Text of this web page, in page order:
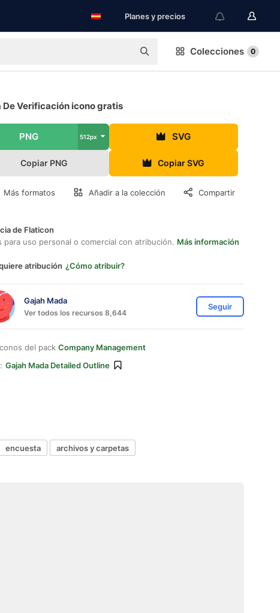
Planes y precios
Colecciones 0
De Verificación icono gratis
PNG 512px SVG
Copiar PNG Copiar SVG
Más formatos Añadir a la colección Compartir
de Flaticon
para uso personal o comercial con atribución. Más información
atribución ¿Cómo atribuir?
Gajah Mada
Ver todos los recursos 8,644
Seguir
del pack Company Management
Gajah Mada Detailed Outline
encuesta archivos y carpetas